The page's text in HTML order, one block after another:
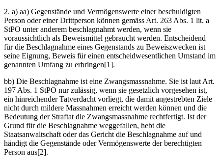
2. a) aa) Gegenstände und Vermögenswerte einer beschuldigten
Person oder einer Drittperson können gemäss Art. 263 Abs. 1 lit. a
StPO unter anderem beschlagnahmt werden, wenn sie
voraussichtlich als Beweismittel gebraucht werden. Entscheidend
für die Beschlagnahme eines Gegenstands zu Beweiszwecken ist
seine Eignung, Beweis für einen entscheidwesentlichen Umstand im
genannten Umfang zu erbringen[1].
bb) Die Beschlagnahme ist eine Zwangsmassnahme. Sie ist laut Art.
197 Abs. 1 StPO nur zulässig, wenn sie gesetzlich vorgesehen ist,
ein hinreichender Tatverdacht vorliegt, die damit angestrebten Ziele
nicht durch mildere Massnahmen erreicht werden können und die
Bedeutung der Straftat die Zwangsmassnahme rechtfertigt. Ist der
Grund für die Beschlagnahme weggefallen, hebt die
Staatsanwaltschaft oder das Gericht die Beschlagnahme auf und
händigt die Gegenstände oder Vermögenswerte der berechtigten
Person aus[2].